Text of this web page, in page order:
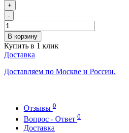
+
-
В корзину
Купить в 1 клик
Доставка
Доставляем по Москве и России.
Отзывы 0
Вопрос - Ответ 0
Доставка